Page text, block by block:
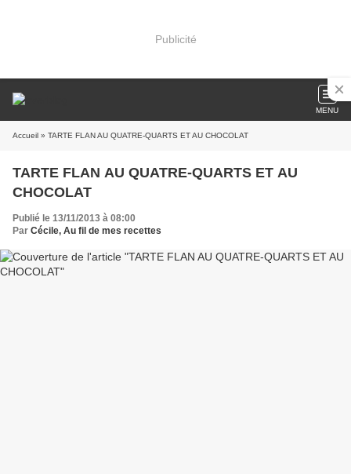
Publicité
MENU
Accueil » TARTE FLAN AU QUATRE-QUARTS ET AU CHOCOLAT
TARTE FLAN AU QUATRE-QUARTS ET AU
CHOCOLAT
Publié le 13/11/2013 à 08:00
Par Cécile, Au fil de mes recettes